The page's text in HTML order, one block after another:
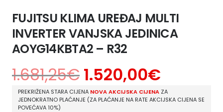
FUJITSU KLIMA UREĐAJ MULTI
INVERTER VANJSKA JEDINICA
AOYG14KBTA2 – R32
1.681,25€ 1.520,00€
PREKRIŽENA STARA CIJENA NOVA AKCIJSKA CIJENA ZA
JEDNOKRATNO PLAĆANJE (ZA PLAĆANJE NA RATE AKCIJSKA CIJENA SE
POVEĆAVA 10%)